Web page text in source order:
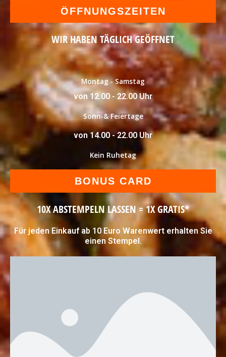
ÖFFNUNGSZEITEN
WIR HABEN TÄGLICH GEÖFFNET
Montag - Samstag
von 12.00 - 22.00 Uhr
Sonn-& Feiertage
von 14.00 - 22.00 Uhr
Kein Ruhetag
BONUS CARD
10X ABSTEMPELN LASSEN = 1X GRATIS*
Für jeden Einkauf ab 10 Euro Warenwert erhalten Sie
einen Stempel.